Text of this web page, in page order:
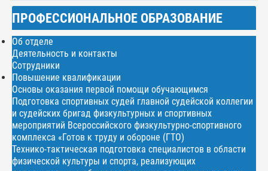
ПРОФЕССИОНАЛЬНОЕ ОБРАЗОВАНИЕ
Об отделе
Деятельность и контакты
Сотрудники
Повышение квалификации
Основы оказания первой помощи обучающимся
Подготовка спортивных судей главной судейской коллегии
и судейских бригад физкультурных и спортивных
мероприятий Всероссийского физкультурно-спортивного
комплекса «Готов к труду и обороне (ГТО)
Технико-тактическая подготовка специалистов в области
физической культуры и спорта, реализующих